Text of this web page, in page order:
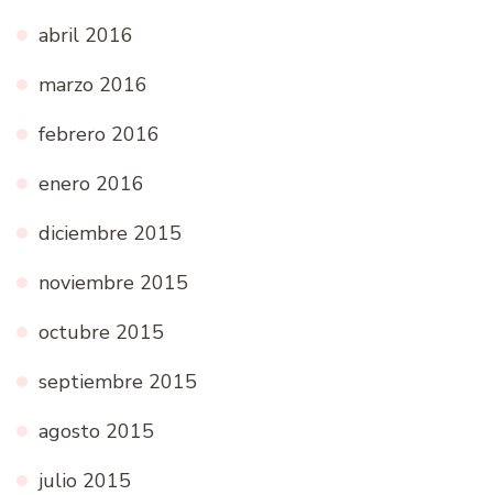
abril 2016
marzo 2016
febrero 2016
enero 2016
diciembre 2015
noviembre 2015
octubre 2015
septiembre 2015
agosto 2015
julio 2015